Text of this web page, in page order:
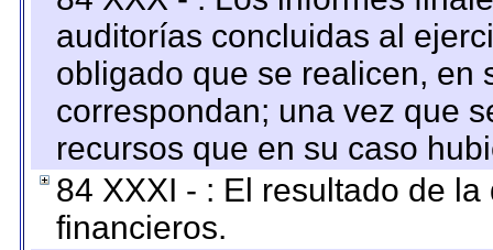
auditorías concluidas al
obligado que se realicen, en
correspondan; una vez que
recursos que en su caso
84 XXXI - : El resultado de
financieros.